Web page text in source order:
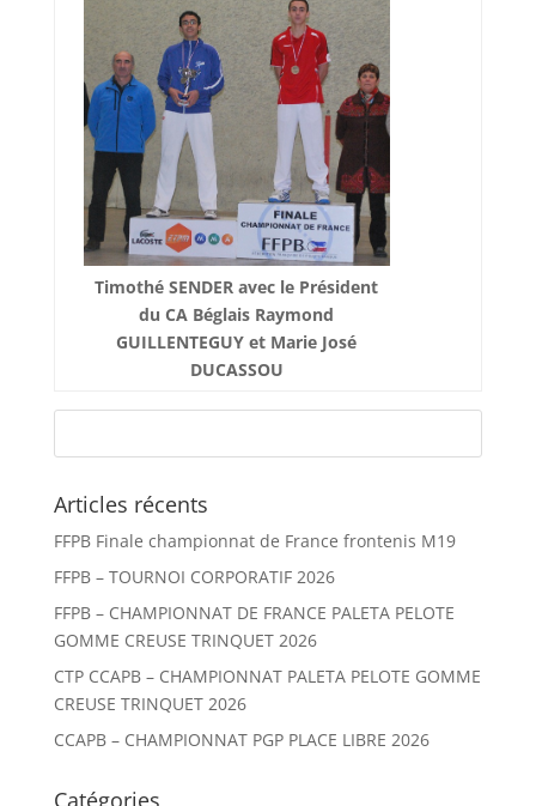
Timothé SENDER avec le Président
du CA Béglais Raymond
GUILLENTEGUY et Marie José
DUCASSOU
Articles récents
FFPB Finale championnat de France frontenis M19
FFPB – TOURNOI CORPORATIF 2026
FFPB – CHAMPIONNAT DE FRANCE PALETA PELOTE
GOMME CREUSE TRINQUET 2026
CTP CCAPB – CHAMPIONNAT PALETA PELOTE GOMME
CREUSE TRINQUET 2026
CCAPB – CHAMPIONNAT PGP PLACE LIBRE 2026
Catégories